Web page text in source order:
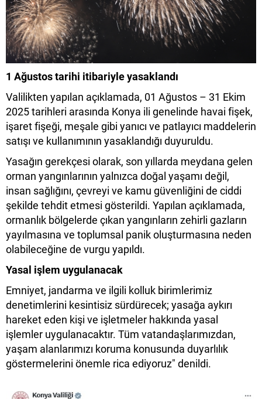
1 Ağustos tarihi itibariyle yasaklandı
Valilikten yapılan açıklamada, 01 Ağustos – 31 Ekim
2025 tarihleri arasında Konya ili genelinde havai fişek,
işaret fişeği, meşale gibi yanıcı ve patlayıcı maddelerin
satışı ve kullanımının yasaklandığı duyuruldu.
Yasağın gerekçesi olarak, son yıllarda meydana gelen
orman yangınlarının yalnızca doğal yaşamı değil,
insan sağlığını, çevreyi ve kamu güvenliğini de ciddi
şekilde tehdit etmesi gösterildi. Yapılan açıklamada,
ormanlık bölgelerde çıkan yangınların zehirli gazların
yayılmasına ve toplumsal panik oluşturmasına neden
olabileceğine de vurgu yapıldı.
Yasal işlem uygulanacak
Emniyet, jandarma ve ilgili kolluk birimlerimiz
denetimlerini kesintisiz sürdürecek; yasağa aykırı
hareket eden kişi ve işletmeler hakkında yasal
işlemler uygulanacaktır. Tüm vatandaşlarımızdan,
yaşam alanlarımızı koruma konusunda duyarlılık
göstermelerini önemle rica ediyoruz" denildi.